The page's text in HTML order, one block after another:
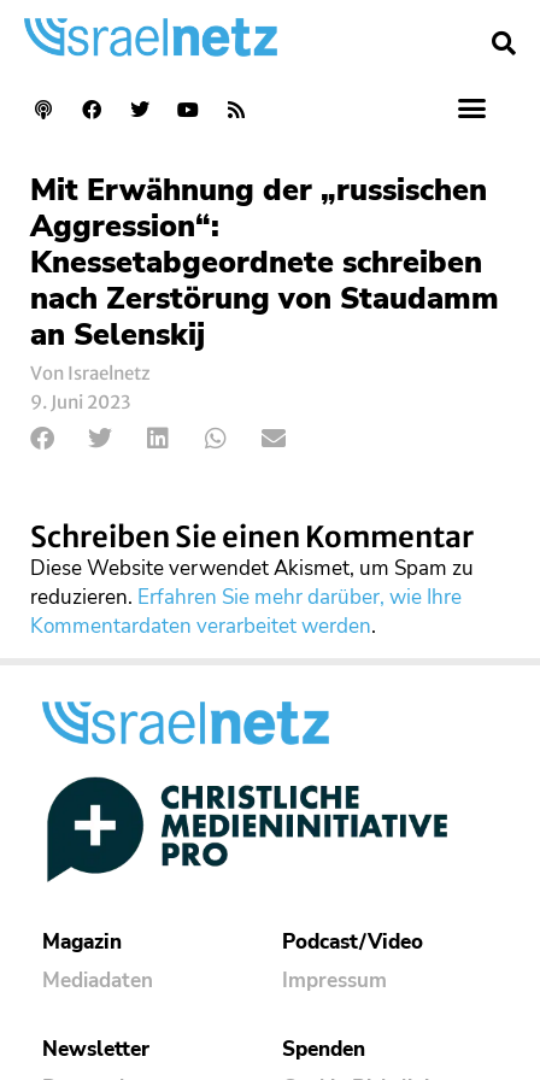
Mit Erwähnung der „russischen
Aggression“:
Knessetabgeordnete schreiben
nach Zerstörung von Staudamm
an Selenskij
Von Israelnetz
9. Juni 2023
Schreiben Sie einen Kommentar
Diese Website verwendet Akismet, um Spam zu
reduzieren. Erfahren Sie mehr darüber, wie Ihre
Kommentardaten verarbeitet werden.
Magazin
Mediadaten
Podcast/Video
Impressum
Newsletter
Spenden